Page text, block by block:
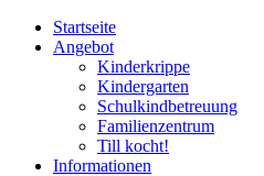
Startseite
Angebot
Kinderkrippe
Kindergarten
Schulkindbetreuung
Familienzentrum
Till kocht!
Informationen